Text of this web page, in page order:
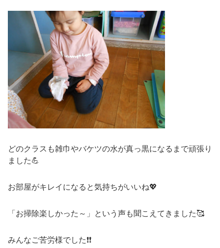
どのクラスも雑巾やバケツの水が真っ黒になるまで頑張り
ました💪
お部屋がキレイになると気持ちがいいね💖
「お掃除楽しかった～」という声も聞こえてきました🥰
みんなご苦労様でした❗❗